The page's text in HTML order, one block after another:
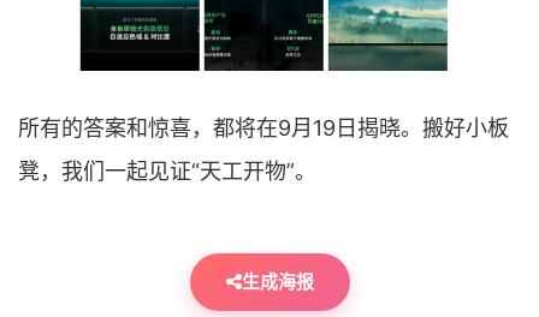
所有的答案和惊喜，都将在9月19日揭晓。搬好小板
凳，我们一起见证“天工开物”。
生成海报